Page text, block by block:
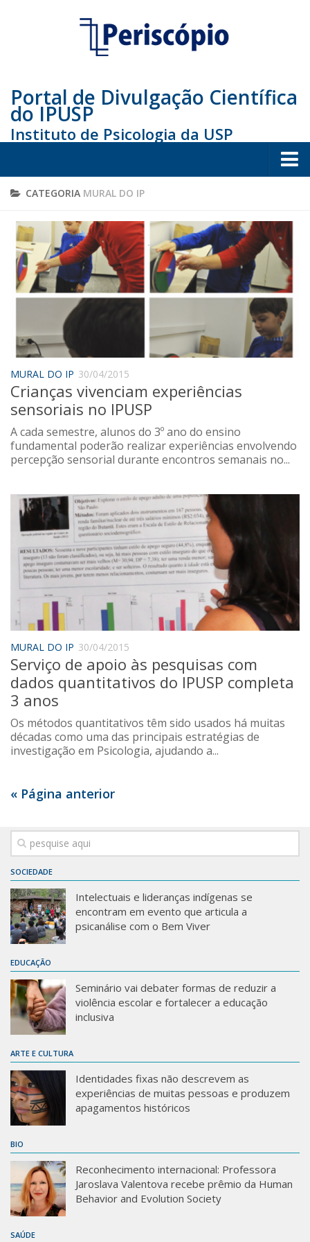
Portal de Divulgação Científica
do IPUSP
Instituto de Psicologia da USP
Home
Educação
Arte e Cultura
Bio
Seções
Mural do IP
Perfil
Commentor
Lançamento
Psico-HQ
Gênero
Alfabetização
Transtorno do Espectro Autista
Contato
Quem somos
Sobre o Portal
CATEGORIA MURAL DO IP
MURAL DO IP 30/04/2015
Crianças vivenciam experiências
sensoriais no IPUSP
A cada semestre, alunos do 3º ano do ensino
fundamental poderão realizar experiências envolvendo
percepção sensorial durante encontros semanais no...
MURAL DO IP 30/04/2015
Serviço de apoio às pesquisas com
dados quantitativos do IPUSP completa
3 anos
Os métodos quantitativos têm sido usados há muitas
décadas como uma das principais estratégias de
investigação em Psicologia, ajudando a...
« Página anterior
SOCIEDADE
Intelectuais e lideranças indígenas se
encontram em evento que articula a
psicanálise com o Bem Viver
EDUCAÇÃO
Seminário vai debater formas de reduzir a
violência escolar e fortalecer a educação
inclusiva
ARTE E CULTURA
Identidades fixas não descrevem as
experiências de muitas pessoas e produzem
apagamentos históricos
BIO
Reconhecimento internacional: Professora
Jaroslava Valentova recebe prêmio da Human
Behavior and Evolution Society
SAÚDE